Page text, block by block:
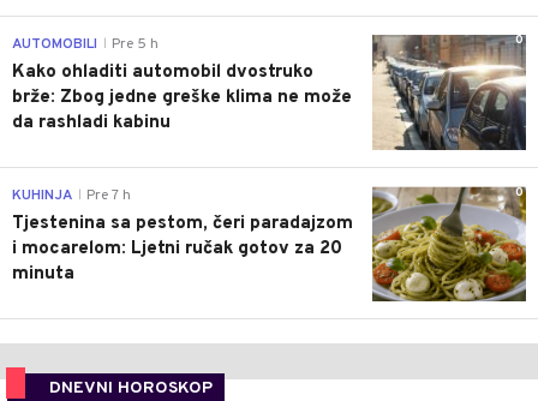
0
AUTOMOBILI Pre 5 h
Kako ohladiti automobil dvostruko
brže: Zbog jedne greške klima ne može
da rashladi kabinu
0
KUHINJA Pre 7 h
Tjestenina sa pestom, čeri paradajzom
i mocarelom: Ljetni ručak gotov za 20
minuta
DNEVNI HOROSKOP